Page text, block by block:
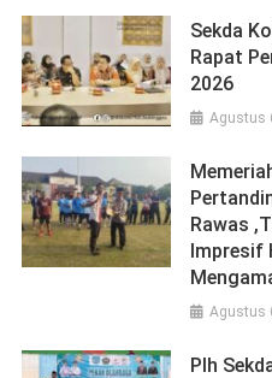
Sekda
Rapat
2026
Agustus
Rawas
Impresif
Agustus
Plh